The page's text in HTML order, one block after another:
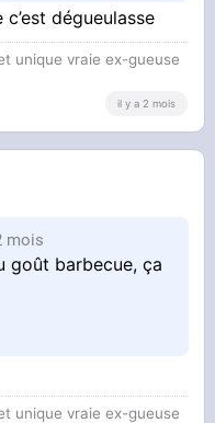
dégueulasse
unique vraie ex-gueuse
il y a 2 mois
mois
goût barbecue, ça
unique vraie ex-gueuse